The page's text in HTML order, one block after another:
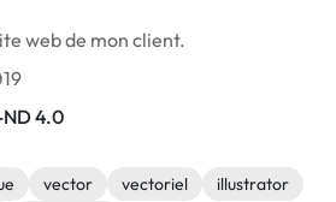
web de mon client.
4.0
vector vectoriel
illustrator